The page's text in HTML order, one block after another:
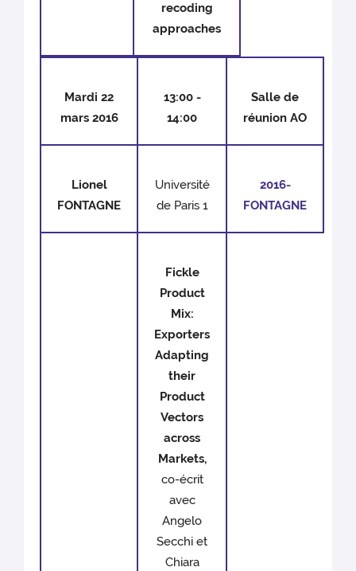
recoding
approaches
Mardi 22
mars 2016
13:00 -
14:00
Salle de
réunion AO
Lionel
FONTAGNE
Université
de Paris 1
2016-
FONTAGNE
Fickle
Product
Mix:
Exporters
Adapting
their
Product
Vectors
across
Markets,
co-écrit
avec
Angelo
Secchi et
Chiara